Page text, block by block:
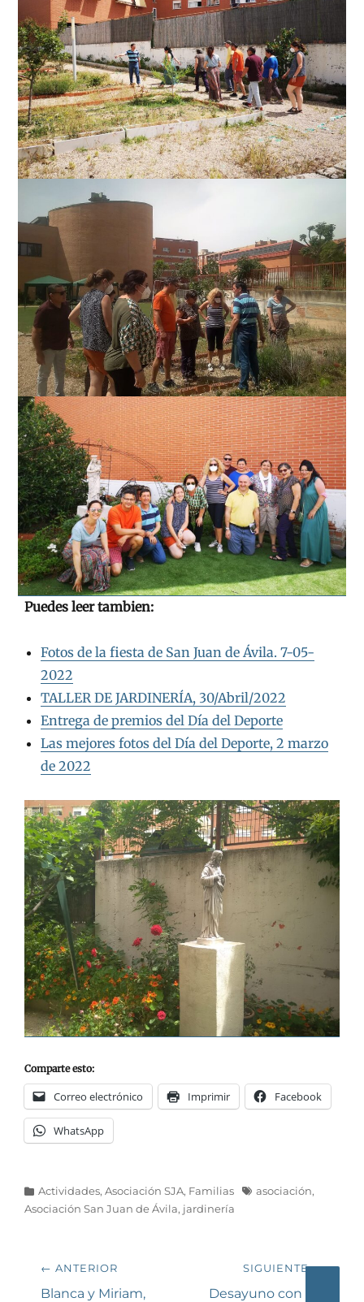
Puedes leer tambien:
Fotos de la fiesta de San Juan de Ávila. 7-05-
2022
TALLER DE JARDINERÍA, 30/Abril/2022
Entrega de premios del Día del Deporte
Las mejores fotos del Día del Deporte, 2 marzo
de 2022
Comparte esto:
Correo electrónico Imprimir Facebook
WhatsApp
Categorías
Actividades, Asociación SJA, Familias Etiquetas
asociación,
Asociación San Juan de Ávila, jardinería
Navegación
de
← ANTERIOR
Entrada
Blanca y Miriam,
SIGUIENTE →
Siguiente
Desayuno con los